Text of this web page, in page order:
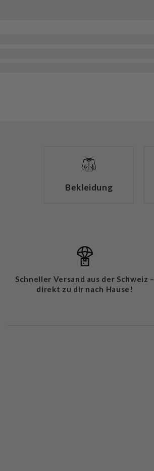
Bekleidung
Schneller Versand aus der Schweiz –
direkt zu dir nach Hause!